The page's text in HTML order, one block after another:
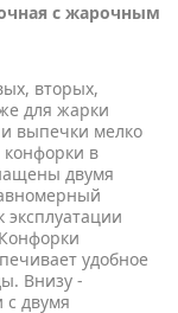
с жарочным
вторых,
для жарки
выпечки мелко
в
двумя
эксплуатации
удобное
Внизу -
двумя